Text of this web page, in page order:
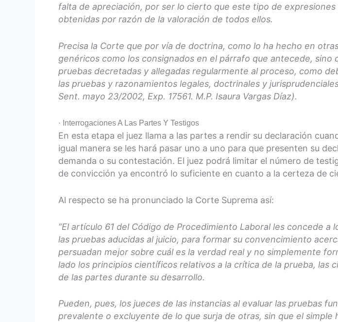
falta de apreciación, por ser lo cierto que este tipo de
obtenidas por razón de la valoración de todos ellos.
Precisa la Corte que por vía de doctrina, como lo ha hecho en
genéricos como los consignados en el párrafo que antecede,
pruebas decretadas y allegadas regularmente al proceso, como
las pruebas y razonamientos legales, doctrinales y
Sent. mayo 23/2002, Exp. 17561. M.P. Isaura Vargas Díaz).
· Interrogaciones A Las Partes Y Testigos
En esta etapa el juez llama a las partes a rendir su declaración
igual manera se les hará pasar uno a uno para que presenten su
demanda o su contestación. El juez podrá limitar el número de
de convicción ya encontró lo suficiente en cuanto a la certeza de
Al respecto se ha pronunciado la Corte Suprema así:
“El artículo 61 del Código de Procedimiento Laboral les concede
las pruebas aducidas al juicio, para formar su convencimiento
persuadan mejor sobre cuál es la verdad real y no simplemente
lado los principios científicos relativos a la crítica de la prueba,
de las partes durante su desarrollo.
Pueden, pues, los jueces de las instancias al evaluar las pruebas
prevalente o excluyente de lo que surja de otras, sin que el